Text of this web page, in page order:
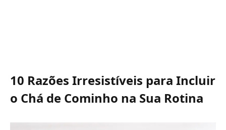
10 Razões Irresistíveis para Incluir
o Chá de Cominho na Sua Rotina